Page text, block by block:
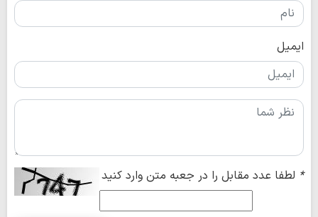
ایمیل
* لطفا عدد مقابل را در جعبه متن وارد کنید